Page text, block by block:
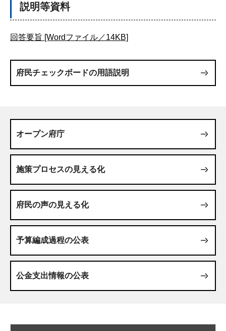
説明等資料
回答要旨 [Wordファイル／14KB]
府民チェックボードの用語説明
オープン府庁
施策プロセスの見える化
府民の声の見える化
予算編成過程の公表
公金支出情報の公表